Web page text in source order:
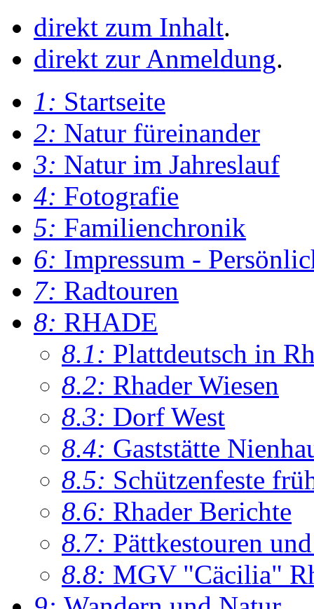
direkt zum Inhalt.
direkt zur Anmeldung.
1: Startseite
2: Natur füreinander
3: Natur im Jahreslauf
4: Fotografie
5: Familienchronik
6: Impressum -
7: Radtouren
8: RHADE
8.1: Plattdeutsch in
8.2: Rhader Wiesen
8.3: Dorf West
8.4: Gaststätte
8.5: Schützenfeste
8.6: Rhader Berichte
8.7: Pättkestouren
8.8: MGV "Cäcilia"